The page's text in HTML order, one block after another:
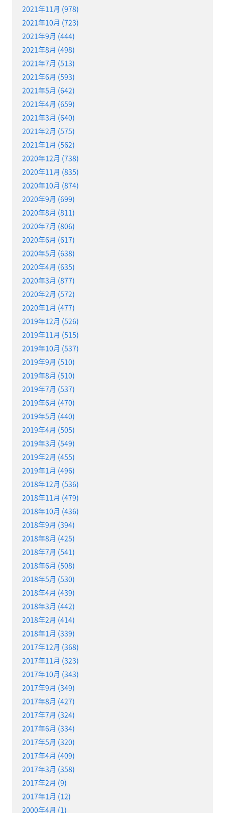
2021年11月 (978)
2021年10月 (723)
2021年9月 (444)
2021年8月 (498)
2021年7月 (513)
2021年6月 (593)
2021年5月 (642)
2021年4月 (659)
2021年3月 (640)
2021年2月 (575)
2021年1月 (562)
2020年12月 (738)
2020年11月 (835)
2020年10月 (874)
2020年9月 (699)
2020年8月 (811)
2020年7月 (806)
2020年6月 (617)
2020年5月 (638)
2020年4月 (635)
2020年3月 (877)
2020年2月 (572)
2020年1月 (477)
2019年12月 (526)
2019年11月 (515)
2019年10月 (537)
2019年9月 (510)
2019年8月 (510)
2019年7月 (537)
2019年6月 (470)
2019年5月 (440)
2019年4月 (505)
2019年3月 (549)
2019年2月 (455)
2019年1月 (496)
2018年12月 (536)
2018年11月 (479)
2018年10月 (436)
2018年9月 (394)
2018年8月 (425)
2018年7月 (541)
2018年6月 (508)
2018年5月 (530)
2018年4月 (439)
2018年3月 (442)
2018年2月 (414)
2018年1月 (339)
2017年12月 (368)
2017年11月 (323)
2017年10月 (343)
2017年9月 (349)
2017年8月 (427)
2017年7月 (324)
2017年6月 (334)
2017年5月 (320)
2017年4月 (409)
2017年3月 (358)
2017年2月 (9)
2017年1月 (12)
2000年4月 (1)